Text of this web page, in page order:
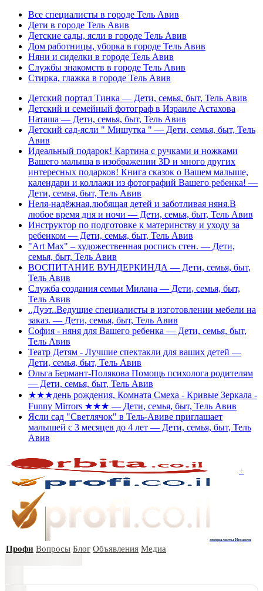
Все специалисты в городе Тель Авив
Дети в городе Тель Авив
Детские сады, ясли в городе Тель Авив
Дом работницы, уборка в городе Тель Авив
Няни и сиделки в городе Тель Авив
Службы знакомств в городе Тель Авив
Стирка, глажка в городе Тель Авив
Детский портал Тинка — Дети, семья, быт, Тель Авив
Детский и семейный фотограф в Израиле Астахова
Наташа — Дети, семья, быт, Тель Авив
Детский сад-ясли " Мишутка " — Дети, семья, быт, Тель
Авив
Идеальный подарок! Картина с ручками и ножками
Вашего малыша в изображении 3D и много других
интересных подарков! Книга сказок о Вашем малыше,
календари и коллажи из фотографий Вашего ребенка! —
Дети, семья, быт, Тель Авив
Неля-надёжная,любящая детей и заботливая няня.В
любое время дня и ночи — Дети, семья, быт, Тель Авив
Инструктор по подготовке к материнству и уходу за
ребенком — Дети, семья, быт, Тель Авив
"Art Max" – художественная роспись стен. — Дети,
семья, быт, Тель Авив
ВОСПИТАНИЕ ВУНДЕРКИНДА — Дети, семья, быт,
Тель Авив
Служба создания семьи Милана — Дети, семья, быт,
Тель Авив
..Дуэт..Ведущие специалисты в изготовлении мебели на
заказ. — Дети, семья, быт, Тель Авив
София - няня для Вашего ребенка — Дети, семья, быт,
Тель Авив
Театр Детям - Лучшие спектакли для ваших детей —
Дети, семья, быт, Тель Авив
Ольга Бермант-Полякова Помощь психолога родителям
— Дети, семья, быт, Тель Авив
★★★день рождения, Комната Смеха - Кривые Зеркала -
Funny Mirrors ★★★ — Дети, семья, быт, Тель Авив
Ясли сад "Светлячок" в Тель-Авиве приглашает
малышей с 3 месяцев до 4 лет — Дети, семья, быт, Тель
Авив
+
специалисты Израиля
Профи Вопросы Блог Объявления Медиа